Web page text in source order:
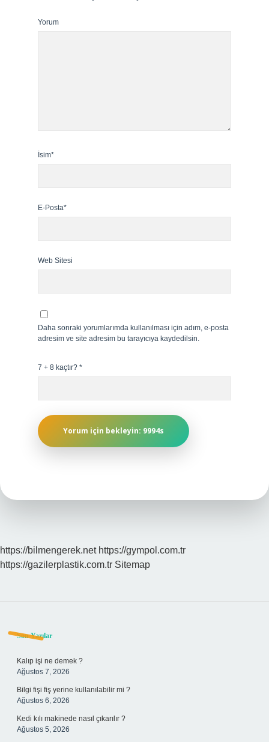
Yorum
İsim*
E-Posta*
Web Sitesi
Daha sonraki yorumlarımda kullanılması için adım, e-posta
adresim ve site adresim bu tarayıcıya kaydedilsin.
7 + 8 kaçtır? *
https://bilmengerek.net https://gympol.com.tr
https://gazilerplastik.com.tr Sitemap
Sidebar
Son Yazılar
Kalıp işi ne demek ?
Ağustos 7, 2026
Bilgi fişi fiş yerine kullanılabilir mi ?
Ağustos 6, 2026
Kedi kılı makinede nasıl çıkarılır ?
Ağustos 5, 2026